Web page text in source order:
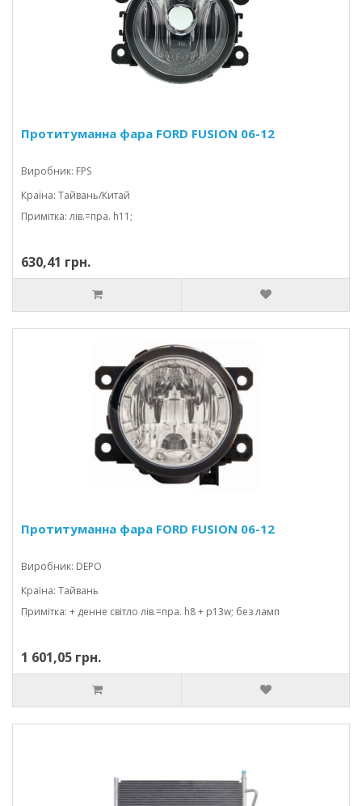
Протитуманна фара FORD FUSION 06-12
Виробник: FPS
Країна: Тайвань/Китай
Примітка: лів.=пра. h11;
630,41 грн.
Протитуманна фара FORD FUSION 06-12
Виробник: DEPO
Країна: Тайвань
Примітка: + денне світло лів.=пра. h8 + p13w; без ламп
1 601,05 грн.